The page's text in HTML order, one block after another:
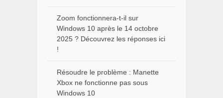
Zoom fonctionnera-t-il sur
Windows 10 après le 14 octobre
2025 ? Découvrez les réponses ici
!
Résoudre le problème : Manette
Xbox ne fonctionne pas sous
Windows 10